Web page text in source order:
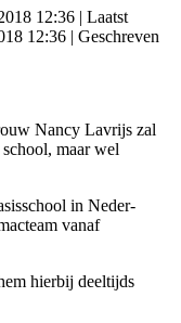
12:36 | Laatst
12:36 | Geschreven
Nancy Lavrijs zal
maar wel
in Neder-
vanaf
hierbij deeltijds